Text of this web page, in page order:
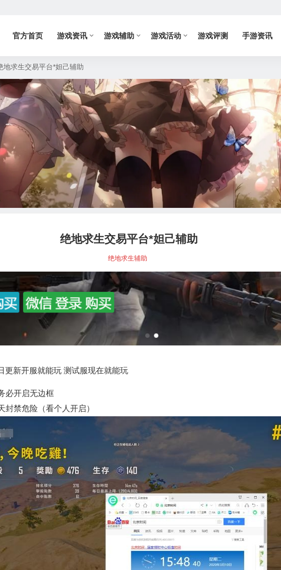
官方首页 游戏资讯 游戏辅助 游戏活动 游戏评测 手游资讯
地求生交易平台*妲己辅助
绝地求生交易平台*妲己辅助
绝地求生辅助
更新开服就能玩 测试服现在就能玩
必开启无边框
封禁危险（看个人开启）